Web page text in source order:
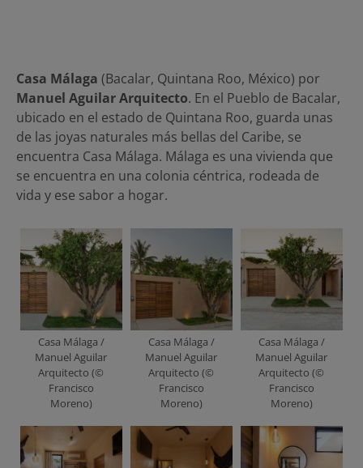
Casa Málaga (Bacalar, Quintana Roo, México) por
Manuel Aguilar Arquitecto. En el Pueblo de Bacalar,
ubicado en el estado de Quintana Roo, guarda unas
de las joyas naturales más bellas del Caribe, se
encuentra Casa Málaga. Málaga es una vivienda que
se encuentra en una colonia céntrica, rodeada de
vida y ese sabor a hogar.
Casa Málaga /
Manuel Aguilar
Arquitecto (©
Francisco
Moreno)
Casa Málaga /
Manuel Aguilar
Arquitecto (©
Francisco
Moreno)
Casa Málaga /
Manuel Aguilar
Arquitecto (©
Francisco
Moreno)